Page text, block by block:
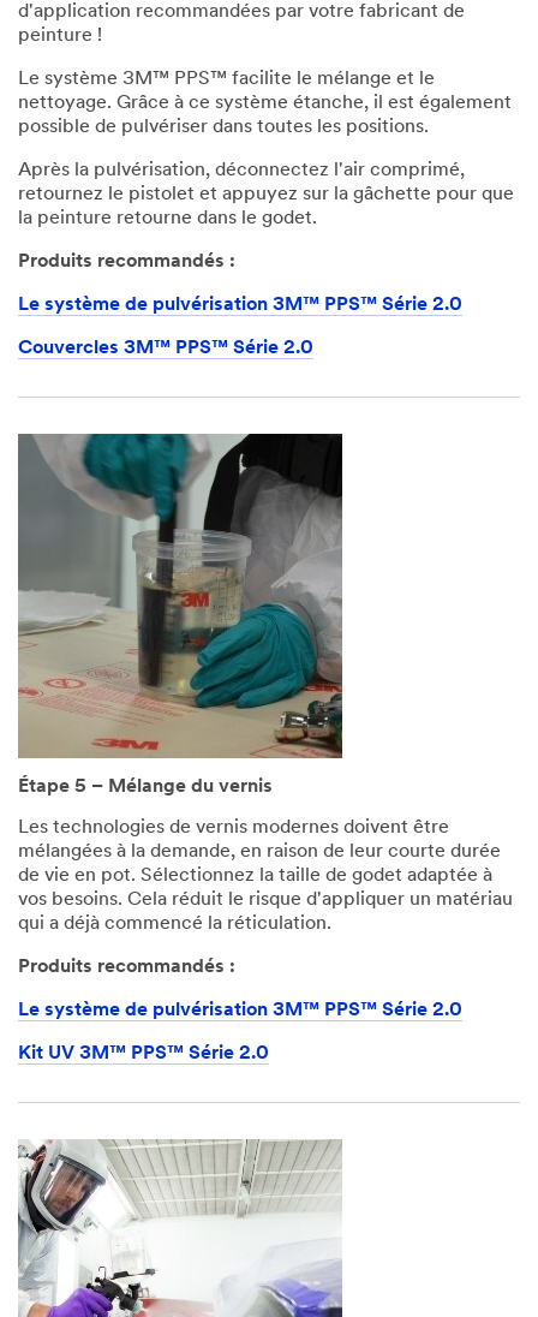
d'application recommandées par votre fabricant de
peinture !
Le système 3M™ PPS™ facilite le mélange et le
nettoyage. Grâce à ce système étanche, il est également
possible de pulvériser dans toutes les positions.
Après la pulvérisation, déconnectez l'air comprimé,
retournez le pistolet et appuyez sur la gâchette pour que
la peinture retourne dans le godet.
Produits recommandés :
Le système de pulvérisation 3M™ PPS™ Série 2.0
Couvercles 3M™ PPS™ Série 2.0
Étape 5 – Mélange du vernis
Les technologies de vernis modernes doivent être
mélangées à la demande, en raison de leur courte durée
de vie en pot. Sélectionnez la taille de godet adaptée à
vos besoins. Cela réduit le risque d'appliquer un matériau
qui a déjà commencé la réticulation.
Produits recommandés :
Le système de pulvérisation 3M™ PPS™ Série 2.0
Kit UV 3M™ PPS™ Série 2.0